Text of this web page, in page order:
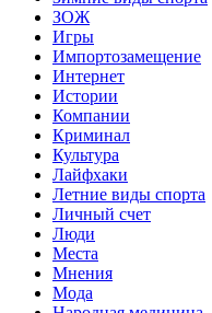
ЗОЖ
Игры
Импортозамещение
Интернет
Истории
Компании
Криминал
Культура
Лайфхаки
Летние виды спорта
Личный счет
Люди
Места
Мнения
Мода